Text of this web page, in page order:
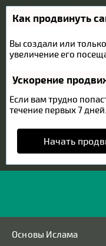
Как продвинуть
Вы создали или
увеличение его
Ускорение
Если вам трудно
течение первых 7
Начать
Основы Ислама